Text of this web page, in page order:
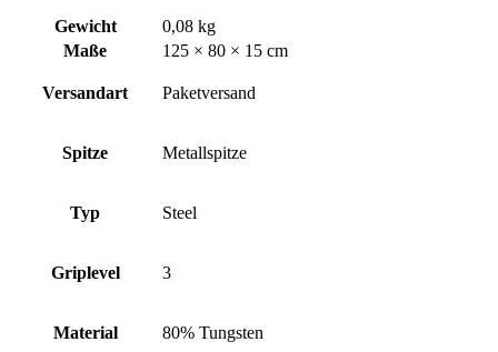
Gewicht
0,08 kg
Maße
125 × 80 × 15 cm
Versandart Paketversand
Spitze Metallspitze
Typ Steel
Griplevel 3
Material 80% Tungsten